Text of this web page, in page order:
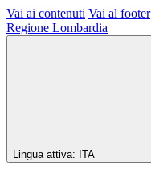
Vai ai contenuti Vai al footer
Regione Lombardia
Lingua attiva: ITA